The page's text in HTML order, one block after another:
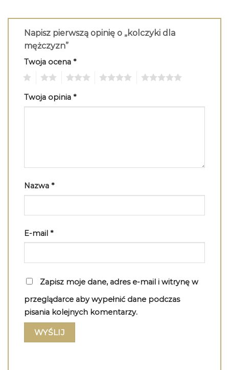
Napisz pierwszą opinię o „kolczyki dla
mężczyzn”
Twoja ocena *
Twoja opinia *
Nazwa *
E-mail *
Zapisz moje dane, adres e-mail i witrynę w
przeglądarce aby wypełnić dane podczas
pisania kolejnych komentarzy.